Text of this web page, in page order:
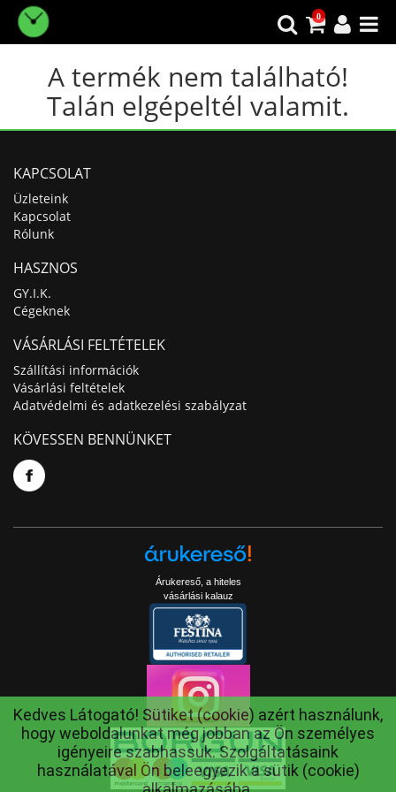
0
A termék nem található!
Talán elgépeltél valamit.
KAPCSOLAT
Üzleteink
Kapcsolat
Rólunk
HASZNOS
GY.I.K.
Cégeknek
VÁSÁRLÁSI FELTÉTELEK
Szállítási információk
Vásárlási feltételek
Adatvédelmi és adatkezelési szabályzat
KÖVESSEN BENNÜNKET
Árukereső, a hiteles
vásárlási kalauz
Kedves Látogató! Sütiket (cookie) azért használunk,
hogy weboldalunkat még jobban az Ön személyes
igényeire szabhassuk. Szolgáltatásaink
használatával Ön beleegyezik a sütik (cookie)